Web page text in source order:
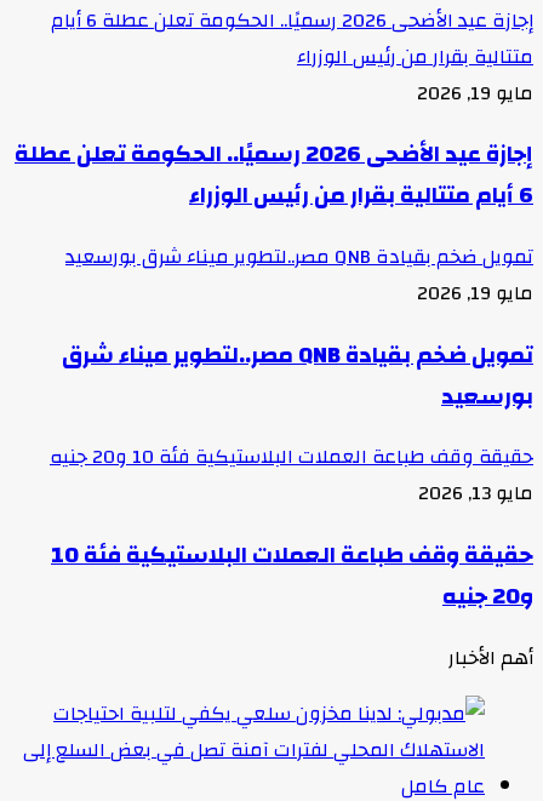
إجازة عيد الأضحى 2026 رسميًا.. الحكومة تعلن عطلة 6 أيام
متتالية بقرار من رئيس الوزراء
مايو 19, 2026
إجازة عيد الأضحى 2026 رسميًا.. الحكومة تعلن عطلة
6 أيام متتالية بقرار من رئيس الوزراء
تمويل ضخم بقيادة QNB مصر..لتطوير ميناء شرق بورسعيد
مايو 19, 2026
تمويل ضخم بقيادة QNB مصر..لتطوير ميناء شرق
بورسعيد
حقيقة وقف طباعة العملات البلاستيكية فئة 10 و20 جنيه
مايو 13, 2026
حقيقة وقف طباعة العملات البلاستيكية فئة 10
و20 جنيه
أهم الأخبار